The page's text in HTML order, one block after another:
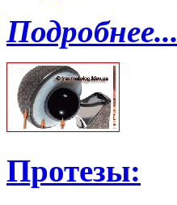
Подробнее...
Протезы: